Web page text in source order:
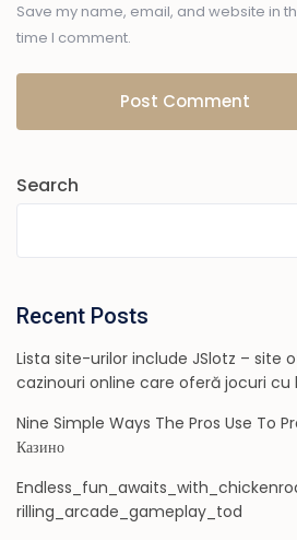
Save my name, email, and website in
time I comment.
Search
Recent Posts
Lista site-urilor include JSlotz – site
cazinouri online care oferă jocuri cu
Nine Simple Ways The Pros Use To
Казино
rilling_arcade_gameplay_tod